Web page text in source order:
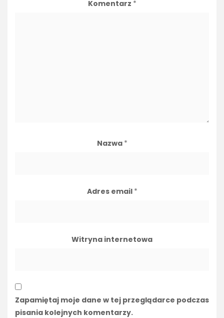
Komentarz *
Nazwa *
Adres email *
Witryna internetowa
Zapamiętaj moje dane w tej przeglądarce podczas
pisania kolejnych komentarzy.